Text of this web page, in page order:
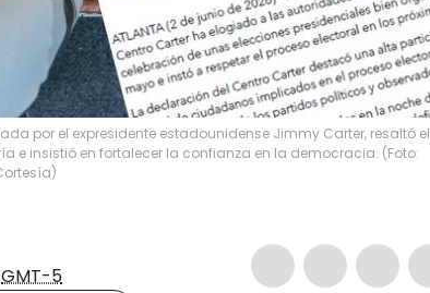
por el expresidente estadounidense Jimmy Carter, resaltó el
e insistió en fortalecer la confianza en la democracia. (Foto:
GMT-5